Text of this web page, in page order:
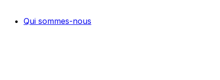
Qui sommes-nous